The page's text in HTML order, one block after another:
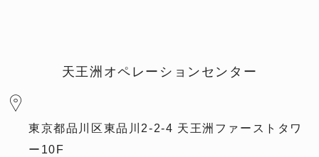
天王洲オペレーションセンター
東京都品川区東品川2-2-4 天王洲ファーストタワ
ー10F